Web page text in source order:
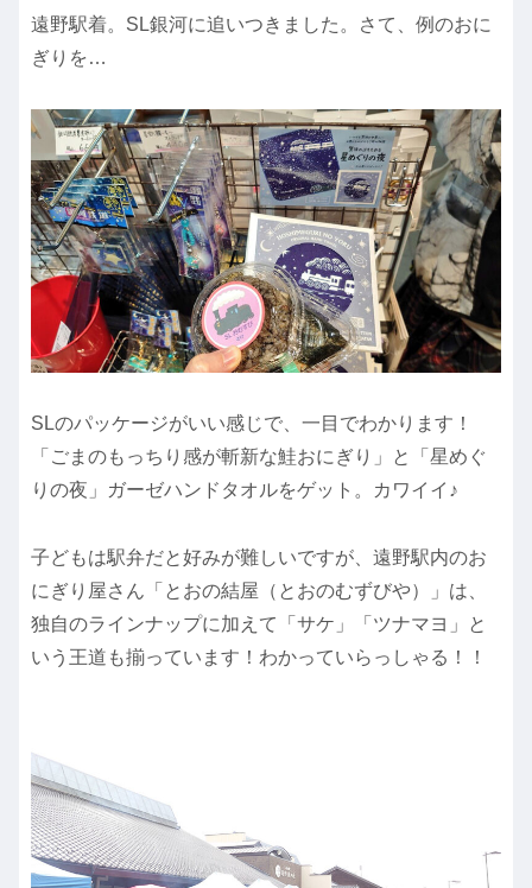
遠野駅着。SL銀河に追いつきました。さて、例のおに
ぎりを…
SLのパッケージがいい感じで、一目でわかります！
「ごまのもっちり感が斬新な鮭おにぎり」と「星めぐ
りの夜」ガーゼハンドタオルをゲット。カワイイ♪
子どもは駅弁だと好みが難しいですが、遠野駅内のお
にぎり屋さん「とおの結屋（とおのむずびや）」は、
独自のラインナップに加えて「サケ」「ツナマヨ」と
いう王道も揃っています！わかっていらっしゃる！！